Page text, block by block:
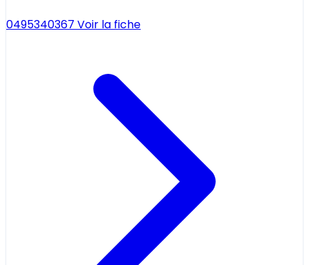
0495340367 Voir la fiche